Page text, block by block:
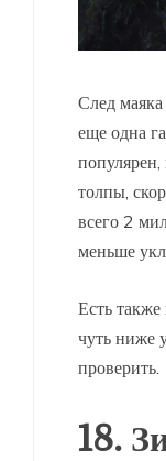
След
еще одна
толпы,
всего 2
меньше
Есть
чуть ниже
проверить.
18.